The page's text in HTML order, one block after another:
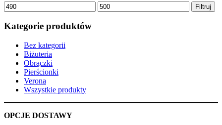
Cena
min
Cena
max
Filtruj
Kategorie produktów
Bez kategorii
Biżuteria
Obrączki
Pierścionki
Verona
Wszystkie produkty
OPCJE DOSTAWY